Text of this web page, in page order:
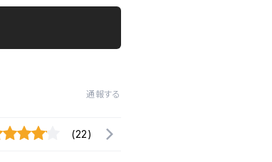
通報する
(22)